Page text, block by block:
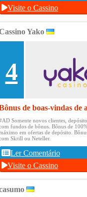
Visite o Cassino
Yako
4
de boas-vindas de
Somente novos clientes,
fundos de bônus. Bônus de
em ofertas de depósito.
Skrill ou Neteller.
Ler Comentário
Visite o Cassino